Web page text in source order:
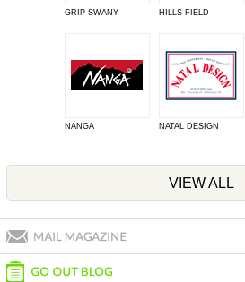
GRIP SWANY HILLS FIELD
NANGA NATAL DESIGN
VIEW ALL